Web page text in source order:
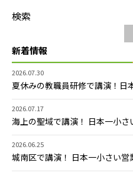
検索
新着情報
2026.07.30
夏休みの教職員研修で講演！日
2026.07.17
海上の聖域で講演！ 日本一小さ
2026.06.25
城南区で講演！ 日本一小さい営